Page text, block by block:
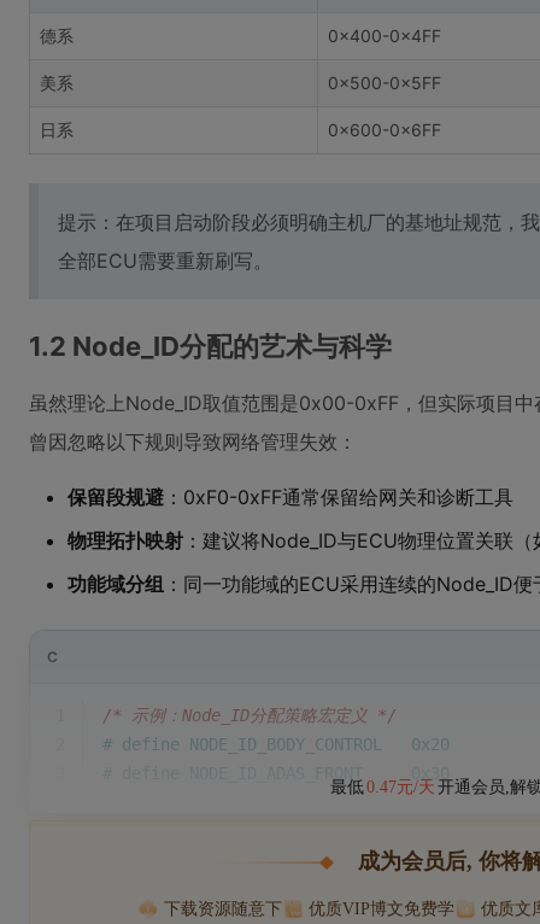
德系 0x400-0x4FF
美系 0x500-0x5FF
日系 0x600-0x6FF
提示：在项目启动阶段必须明确主机厂的基地址规范，
全部ECU需要重新刷写。
1.2 Node_ID分配的艺术与科学
虽然理论上Node_ID取值范围是0x00-0xFF，但实际项目
曾因忽略以下规则导致网络管理失效：
保留段规避 ：0xF0-0xFF通常保留给网关和诊断工具
物理拓扑映射 ：建议将Node_ID与ECU物理位置关联
功能域分组 ：同一功能域的ECU采用连续的Node_ID便
C
/* 示例：Node_ID分配策略宏定义 */
# define NODE_ID_BODY_CONTROL   0x20
最低0.47元/天 开通会员,解
成为会员后, 你将
下载资源随意下 优质VIP博文免费学 优质文